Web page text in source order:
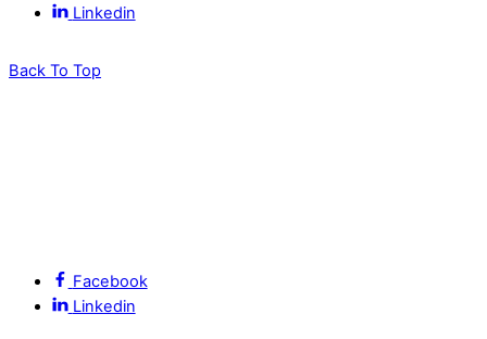
Linkedin
Back To Top
Facebook
Linkedin